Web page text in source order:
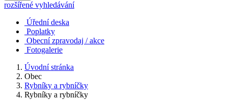
rozšířené vyhledávání
Úřední deska
Poplatky
Obecní zpravodaj / akce
Fotogalerie
Úvodní stránka
Obec
Rybníky a rybníčky
Rybníky a rybníčky